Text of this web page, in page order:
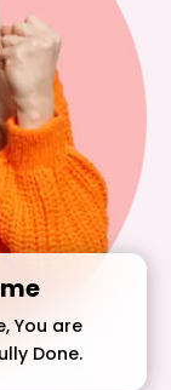
You are
Done.